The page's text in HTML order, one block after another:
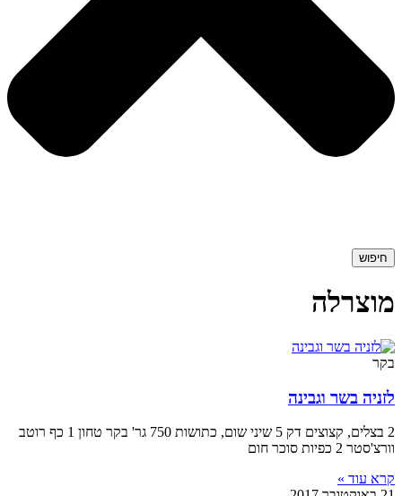
חיפוש
מוצרלה
בקר
לזניה בשר וגבינה
2 בצלים, קצוצים דק 5 שיני שום, כתושות 750 גר' בקר טחון 1 כף רוטב
וורצ'סטר 2 כפיות סוכר חום
קרא עוד »